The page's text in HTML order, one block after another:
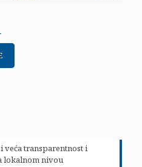
veća transparentnost i
lokalnom nivou